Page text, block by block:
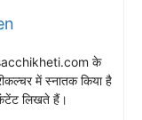
sacchikheti.com के
में स्नातक किया है
लिखते हैं।